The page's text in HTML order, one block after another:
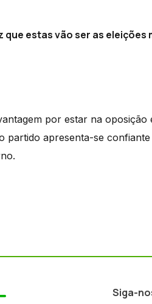
que estas vão ser as
por estar na
partido apresenta-se
Siga-